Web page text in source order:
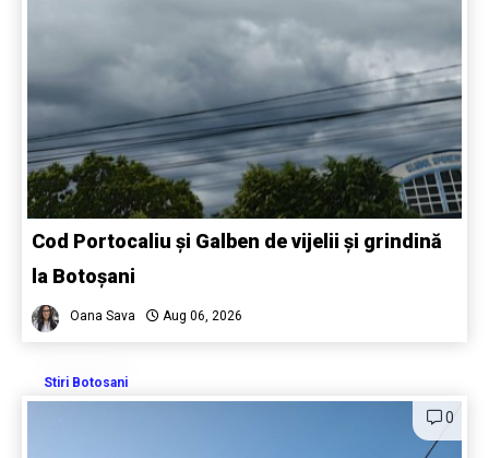
Cod Portocaliu și Galben de vijelii și grindină
la Botoșani
Oana Sava Aug 06, 2026
Stiri Botosani
0